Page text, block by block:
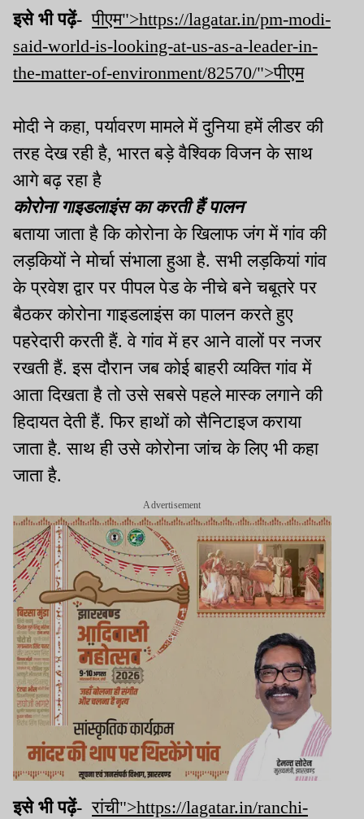
इसे भी पढ़ें- पीएम">https://lagatar.in/pm-modi-
said-world-is-looking-at-us-as-a-leader-in-
the-matter-of-environment/82570/">पीएम
मोदी ने कहा, पर्यावरण मामले में दुनिया हमें लीडर की
तरह देख रही है, भारत बड़े वैश्विक विजन के साथ
आगे बढ़ रहा है
कोरोना गाइडलाइंस का करती हैं पालन
बताया जाता है कि कोरोना के खिलाफ जंग में गांव की
लड़कियों ने मोर्चा संभाला हुआ है. सभी लड़कियां गांव
के प्रवेश द्वार पर पीपल पेड के नीचे बने चबूतरे पर
बैठकर कोरोना गाइडलाइंस का पालन करते हुए
पहरेदारी करती हैं. वे गांव में हर आने वालों पर नजर
रखती हैं. इस दौरान जब कोई बाहरी व्यक्ति गांव में
आता दिखता है तो उसे सबसे पहले मास्क लगाने की
हिदायत देती हैं. फिर हाथों को सैनिटाइज कराया
जाता है. साथ ही उसे कोरोना जांच के लिए भी कहा
जाता है.
Advertisement
इसे भी पढ़ें- रांची">https://lagatar.in/ranchi-